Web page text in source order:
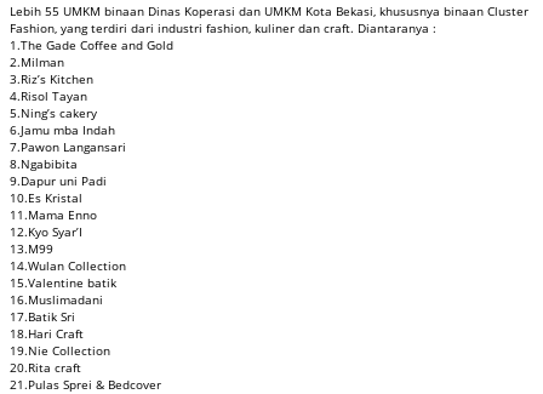
Lebih 55 UMKM binaan Dinas Koperasi dan UMKM Kota Bekasi, khususnya binaan Cluster
Fashion, yang terdiri dari industri fashion, kuliner dan craft. Diantaranya :
1.The Gade Coffee and Gold
2.Milman
3.Riz’s Kitchen
4.Risol Tayan
5.Ning’s cakery
6.Jamu mba Indah
7.Pawon Langansari
8.Ngabibita
9.Dapur uni Padi
10.Es Kristal
11.Mama Enno
12.Kyo Syar’I
13.M99
14.Wulan Collection
15.Valentine batik
16.Muslimadani
17.Batik Sri
18.Hari Craft
19.Nie Collection
20.Rita craft
21.Pulas Sprei & Bedcover